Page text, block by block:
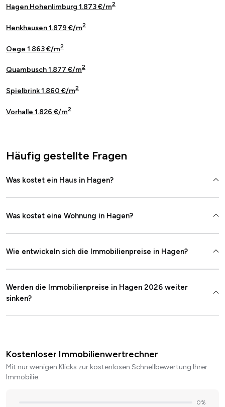
Hagen Hohenlimburg 1.873 €/m2
Henkhausen 1.879 €/m2
Oege 1.863 €/m2
Quambusch 1.877 €/m2
Spielbrink 1.860 €/m2
Vorhalle 1.826 €/m2
Häufig gestellte Fragen
Was kostet ein Haus in Hagen?
Was kostet eine Wohnung in Hagen?
Wie entwickeln sich die Immobilienpreise in Hagen?
Werden die Immobilienpreise in Hagen 2026 weiter
sinken?
Kostenloser Immobilienwertrechner
Mit nur wenigen Klicks zur kostenlosen Schnellbewertung Ihrer
Immobilie.